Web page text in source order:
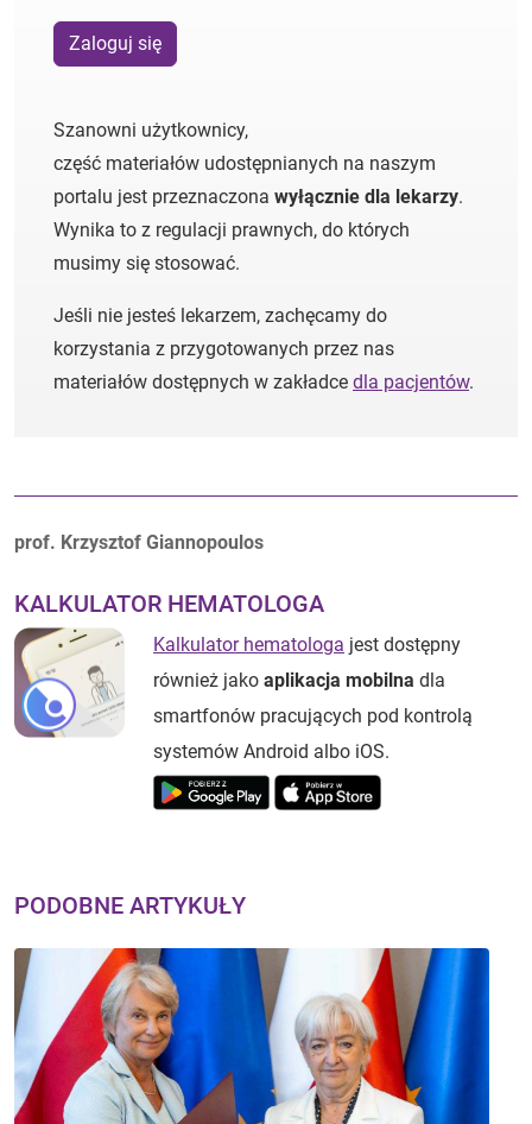
Zaloguj się
Szanowni użytkownicy,
część materiałów udostępnianych na naszym
portalu jest przeznaczona wyłącznie dla lekarzy.
Wynika to z regulacji prawnych, do których
musimy się stosować.
Jeśli nie jesteś lekarzem, zachęcamy do
korzystania z przygotowanych przez nas
materiałów dostępnych w zakładce dla pacjentów.
Autorzy:
prof. Krzysztof Giannopoulos
KALKULATOR HEMATOLOGA
Kalkulator hematologa jest dostępny
również jako aplikacja mobilna dla
smartfonów pracujących pod kontrolą
systemów Android albo iOS.
PODOBNE ARTYKUŁY